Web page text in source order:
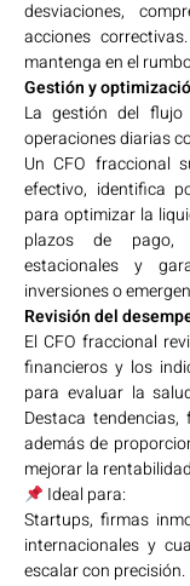
desviaciones,
acciones
mantenga en el
Gestión y
La gestión del
operaciones diarias
Un CFO fraccional
efectivo, identifica
para optimizar la
plazos de pago,
estacionales y
inversiones o
Revisión del
El CFO fraccional
financieros y los
para evaluar la
Destaca
además de
mejorar la
Ideal para:
Startups, firmas
internacionales y
escalar con precisión.